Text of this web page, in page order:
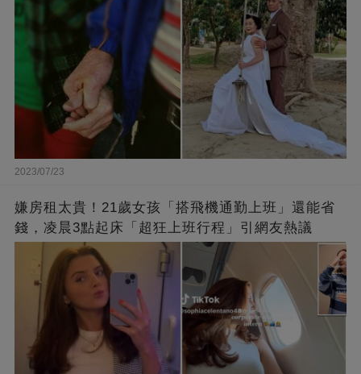
2023/07/23
嫌房租太貴！21歲女孩「搭飛機通勤上班」還能省
錢，凌晨3點起床「超狂上班行程」引網友熱議